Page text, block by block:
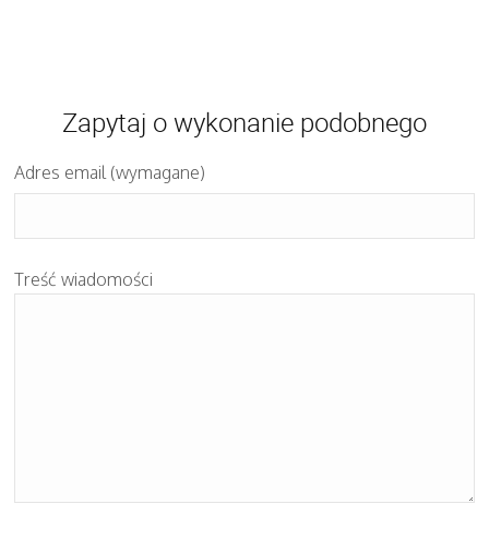
Zapytaj o wykonanie podobnego
Adres email (wymagane)
Treść wiadomości